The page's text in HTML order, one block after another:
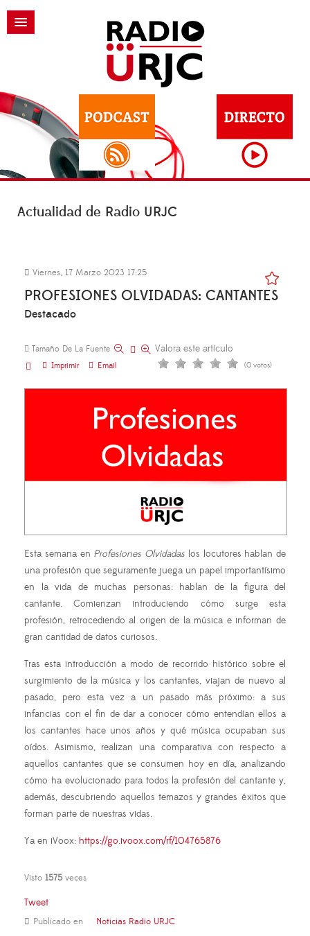
Actualidad de Radio URJC
Viernes, 17 Marzo 2023 17:25
PROFESIONES OLVIDADAS: CANTANTES
Destacado
Tamaño De La Fuente
Imprimir
Email
Valora este artículo
(0 votos)
Esta semana en Profesiones Olvidadas los locutores hablan de
una profesión que seguramente juega un papel importantísimo
en la vida de muchas personas: hablan de la figura del
cantante. Comienzan introduciendo cómo surge esta
profesión, retrocediendo al origen de la música e informan de
gran cantidad de datos curiosos.
Tras esta introducción a modo de recorrido histórico sobre el
surgimiento de la música y los cantantes, viajan de nuevo al
pasado, pero esta vez a un pasado más próximo: a sus
infancias con el fin de dar a conocer cómo entendían ellos a
los cantantes hace unos años y qué música ocupaban sus
oídos. Asimismo, realizan una comparativa con respecto a
aquellos cantantes que se consumen hoy en día, analizando
cómo ha evolucionado para todos la profesión del cantante y,
además, descubriendo aquellos temazos y grandes éxitos que
forman parte de nuestras vidas.
Ya en iVoox: https://go.ivoox.com/rf/104765876
Visto 1575veces
Tweet
Publicado en Noticias Radio URJC